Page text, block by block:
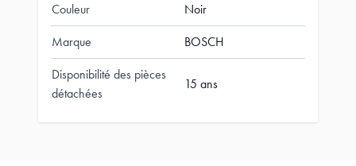
Couleur Noir
Marque BOSCH
Disponibilité des pièces
détachées
15 ans